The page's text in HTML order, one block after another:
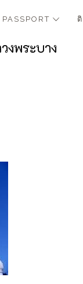
PASSPORT
งพระบาง